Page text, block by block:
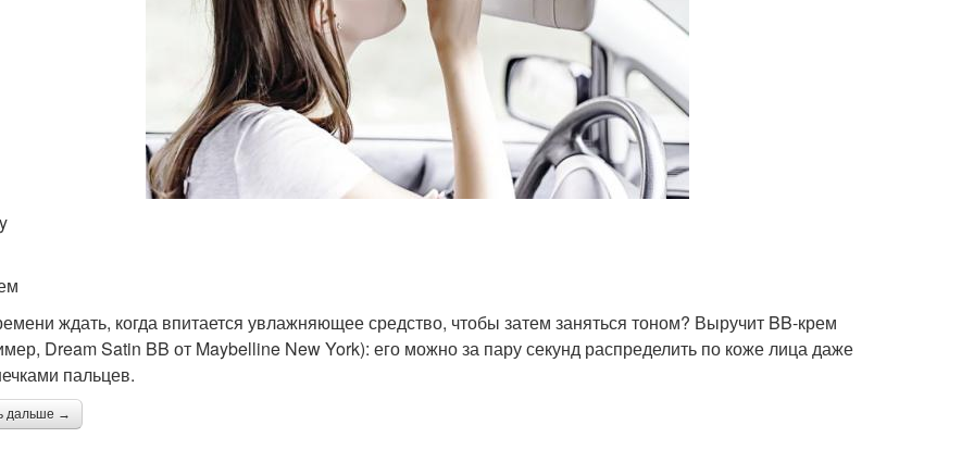
ждать, когда впитается увлажняющее средство, чтобы затем заняться тоном? Выручит BB-крем
Dream Satin BB от Maybelline New York): его можно за пару секунд распределить по коже лица даже
пальцев.
дальше →